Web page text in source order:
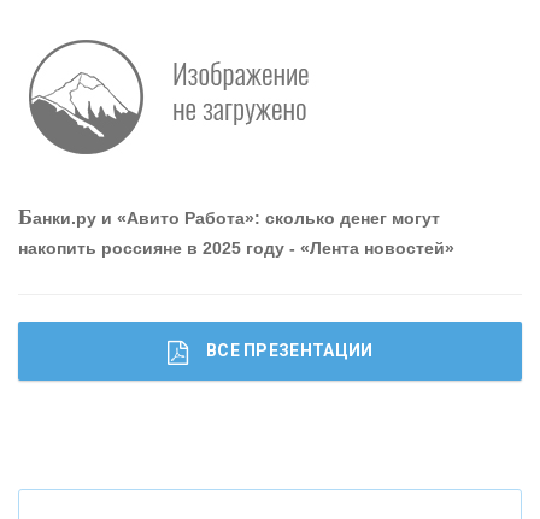
Работа мечты. Что банки делают для того, чтобы
привлечь и удержать персонал - «Интервью»
Что будет с наличными деньгами при цифровом
Банки.ру и «Авито Работа»: сколько денег могут
накопить россияне в 2025 году - «Лента новостей»
ВСЕ ПРЕЗЕНТАЦИИ